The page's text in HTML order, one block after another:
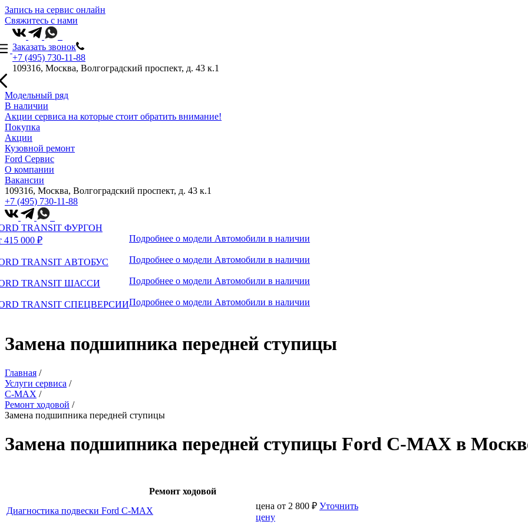
Запись на сервис онлайн
Свяжитесь с нами
Заказать звонок
+7 (495) 730-11-88
109316, Москва, Волгоградский проспект, д. 43 к.1
Модельный ряд
В наличии
Акции сервиса на которые стоит обратить внимание!
Покупка
Акции
Кузовной ремонт
Ford Сервис
О компании
Вакансии
109316, Москва, Волгоградский проспект, д. 43 к.1
+7 (495) 730-11-88
TRANSIT ФУРГОН
415 000 ₽
TRANSIT АВТОБУС
TRANSIT ШАССИ
TRANSIT СПЕЦВЕРСИИ
Подробнее о модели Автомобили в наличии
Подробнее о модели Автомобили в наличии
Подробнее о модели Автомобили в наличии
Подробнее о модели Автомобили в наличии
Замена подшипника передней ступицы
Главная /
Услуги сервиса /
C-MAX /
Ремонт ходовой /
Замена подшипника передней ступицы
Замена подшипника передней ступицы Ford C-MAX в
Ремонт ходовой
Диагностика подвески Ford C-MAX
цена от 2 800 ₽ Уточнить
цену